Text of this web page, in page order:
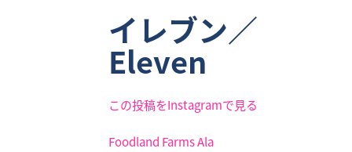
イレブン／
Eleven
この投稿をInstagramで見る
Foodland Farms Ala